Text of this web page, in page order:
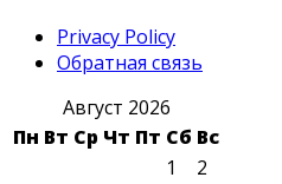
Privacy Policy
Обратная связь
Август 2026
Пн Вт Ср Чт Пт Сб Вс
1
2